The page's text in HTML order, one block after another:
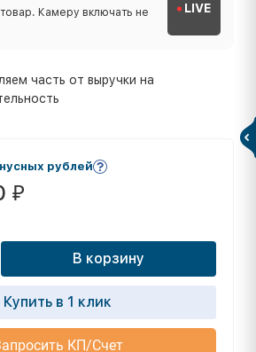
Камеру включать не
LIVE
часть от выручки на
рублей
₽
В корзину
Купить в 1 клик
КП/Счет